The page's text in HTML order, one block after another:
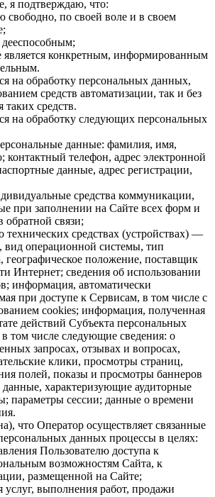
я подтверждаю, что:
свободно, по своей воле и в своем
является конкретным, информированным
на обработку персональных данных,
средств автоматизации, так и без
таких средств.
на обработку следующих персональных
данные: фамилия, имя,
контактный телефон, адрес электронной
данные, адрес регистрации,
средства коммуникации,
при заполнении на Сайте всех форм и
обратной связи;
технических средствах (устройствах) —
вид операционной системы, тип
географическое положение, поставщик
Интернет; сведения об использовании
информация, автоматически
при доступе к Сервисам, в том числе с
cookies; информация, полученная
действий Субъекта персональных
том числе следующие сведения: о
запросах, отзывах и вопросах,
клики, просмотры страниц,
полей, показы и просмотры баннеров
данные, характеризующие аудиторные
параметры сессии; данные о времени
что Оператор осуществляет связанные
данных процессы в целях:
Пользователю доступа к
возможностям Сайта, к
размещенной на Сайте;
услуг, выполнения работ, продажи